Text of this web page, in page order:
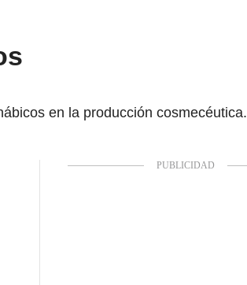
en la producción cosmecéutica.